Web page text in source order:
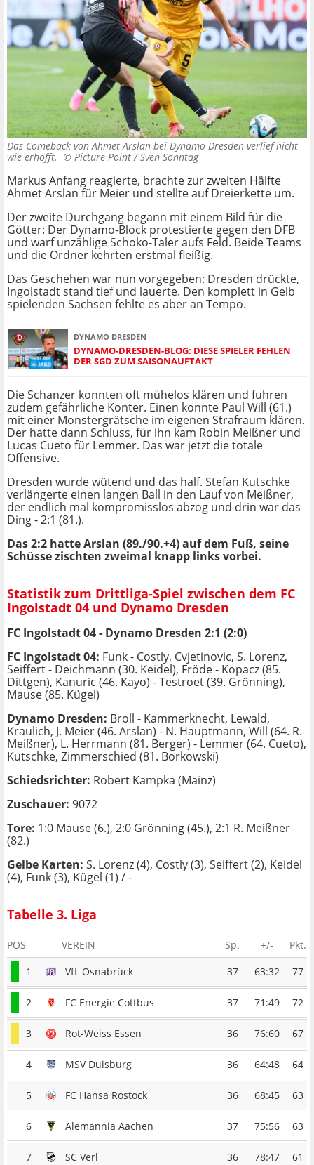
Das Comeback von Ahmet Arslan bei Dynamo Dresden verlief nicht
wie erhofft. © Picture Point / Sven Sonntag
Markus Anfang reagierte, brachte zur zweiten Hälfte
Ahmet Arslan für Meier und stellte auf Dreierkette um.
Der zweite Durchgang begann mit einem Bild für die
Götter: Der Dynamo-Block protestierte gegen den DFB
und warf unzählige Schoko-Taler aufs Feld. Beide Teams
und die Ordner kehrten erstmal fleißig.
Das Geschehen war nun vorgegeben: Dresden drückte,
Ingolstadt stand tief und lauerte. Den komplett in Gelb
spielenden Sachsen fehlte es aber an Tempo.
DYNAMO DRESDEN
DYNAMO-DRESDEN-BLOG: DIESE SPIELER FEHLEN
DER SGD ZUM SAISONAUFTAKT
Die Schanzer konnten oft mühelos klären und fuhren
zudem gefährliche Konter. Einen konnte Paul Will (61.)
mit einer Monstergrätsche im eigenen Strafraum klären.
Der hatte dann Schluss, für ihn kam Robin Meißner und
Lucas Cueto für Lemmer. Das war jetzt die totale
Offensive.
Dresden wurde wütend und das half. Stefan Kutschke
verlängerte einen langen Ball in den Lauf von Meißner,
der endlich mal kompromisslos abzog und drin war das
Ding - 2:1 (81.).
Das 2:2 hatte Arslan (89./90.+4) auf dem Fuß, seine
Schüsse zischten zweimal knapp links vorbei.
Statistik zum Drittliga-Spiel zwischen dem FC
Ingolstadt 04 und Dynamo Dresden
FC Ingolstadt 04 - Dynamo Dresden 2:1 (2:0)
FC Ingolstadt 04: Funk - Costly, Cvjetinovic, S. Lorenz,
Seiffert - Deichmann (30. Keidel), Fröde - Kopacz (85.
Dittgen), Kanuric (46. Kayo) - Testroet (39. Grönning),
Mause (85. Kügel)
Dynamo Dresden: Broll - Kammerknecht, Lewald,
Kraulich, J. Meier (46. Arslan) - N. Hauptmann, Will (64. R.
Meißner), L. Herrmann (81. Berger) - Lemmer (64. Cueto),
Kutschke, Zimmerschied (81. Borkowski)
Schiedsrichter: Robert Kampka (Mainz)
Zuschauer: 9072
Tore: 1:0 Mause (6.), 2:0 Grönning (45.), 2:1 R. Meißner
(82.)
Gelbe Karten: S. Lorenz (4), Costly (3), Seiffert (2), Keidel
(4), Funk (3), Kügel (1) / -
Tabelle 3. Liga
POS VEREIN Sp. +/-
Pkt.
1
VfL Osnabrück 37 63:32 77
2 FC Energie Cottbus 37 71:49 72
3 Rot-Weiss Essen 36 76:60 67
4 MSV Duisburg 36 64:48 64
5 FC Hansa Rostock 36 68:45 63
6 Alemannia Aachen 37 75:56 63
7 SC Verl 36 78:47 61